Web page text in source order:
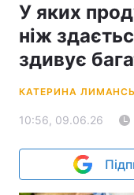
У яких
ніж
здивує
КАТЕРИНА
10:56, 09.06.26